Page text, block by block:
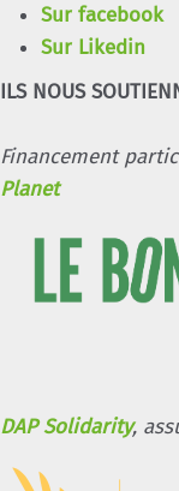
Sur facebook
Sur Likedin
ILS NOUS
Financement
Planet
DAP Solidarity,